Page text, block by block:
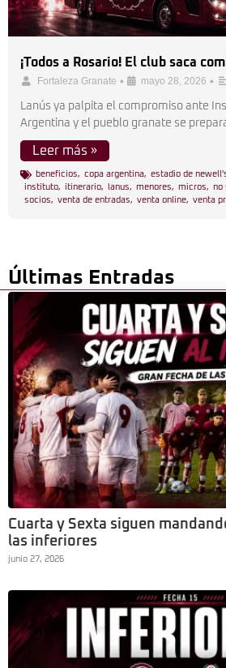
¡Todos a Rosario! El club saca
Fortaleza Granate • mayo 28, 2026 •
Lanús ya palpita el compromiso ante
Argentina y el pueblo granate se
Leer más »
beneficios, copa argentina, estadio de
instituto, itinerario, lanus, menores, micros, no
socios, venta de entradas, venta online, venta
Últimas Entradas
Cuarta y Sexta siguen
las inferiores
junio 27, 2026